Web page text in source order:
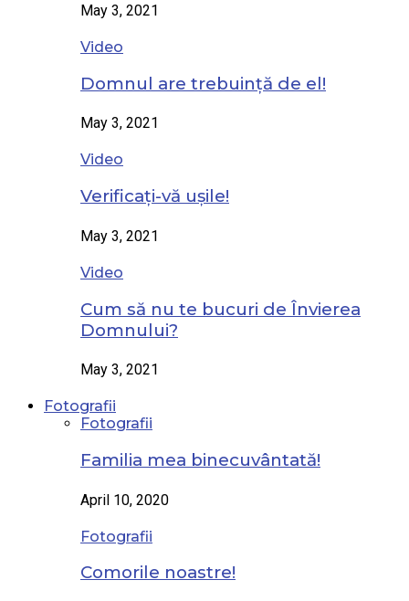
May 3, 2021
Video
Domnul are trebuință de el!
May 3, 2021
Video
Verificați-vă ușile!
May 3, 2021
Video
Cum să nu te bucuri de Învierea
Domnului?
May 3, 2021
Fotografii
Fotografii
Familia mea binecuvântată!
April 10, 2020
Fotografii
Comorile noastre!